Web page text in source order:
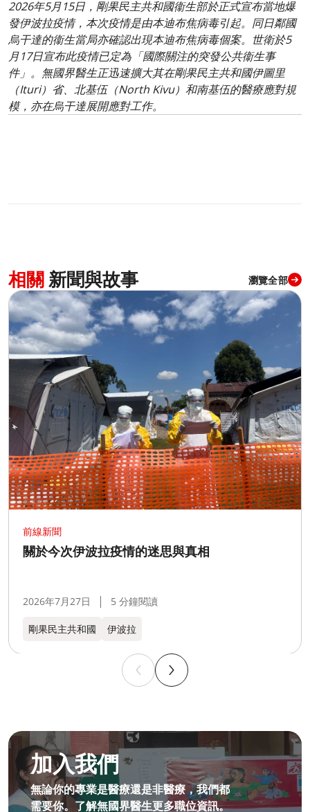
2026年5月15日，剛果民主共和國衞生部於正式宣布當地爆
發伊波拉疫情，本次疫情是由本迪布焦病毒引起。同日鄰國
烏干達的衞生當局亦確認出現本迪布焦病毒個案。世衛於5
月17日宣布此疫情已定為「國際關注的突發公共衞生事
件」。無國界醫生正迅速擴大其在剛果民主共和國伊圖里
（Ituri）省、北基伍（North Kivu）和南基伍的醫療應對規
模，亦在烏干達展開應對工作。
相關 新聞與故事 瀏覽全部
前線新聞
關於今次伊波拉疫情的迷思與真相
2026年7月27日 5 分鐘閱讀
剛果民主共和國 伊波拉
加入我們
無論你的專業是醫療還是非醫療，我們都
需要你。了解無國界醫生更多職位資訊。​
成為無國界無援人員​